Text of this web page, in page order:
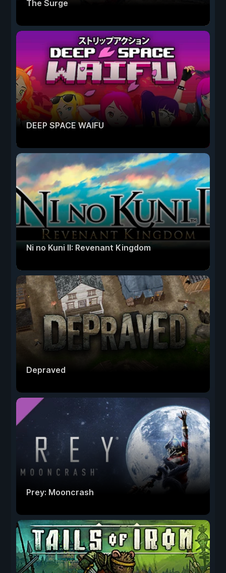
The Surge
DEEP SPACE WAIFU
Ni no Kuni II: Revenant Kingdom
Depraved
Prey: Mooncrash